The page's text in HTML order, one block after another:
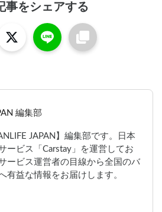
事をシェアする
編集部
JAPAN】編集部です。日本
ービス「Carstay」を運営してお
ービス運営者の目線から全国のバ
有益な情報をお届けします。